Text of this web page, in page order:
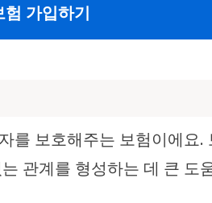
가입하기
보호해주는 보험이에요
관계를 형성하는 데 큰 도